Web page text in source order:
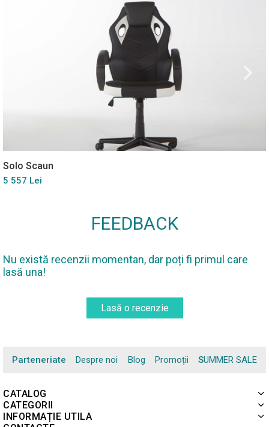
Solo Scaun
5 557 Lei
FEEDBACK
Nu există recenzii momentan, dar poți fi primul care
lasă una!
Lasă o recenzie
Parteneriate Despre noi Blog Promoții SUMMER SALE
CATALOG
CATEGORII
INFORMAȚIE UTILA